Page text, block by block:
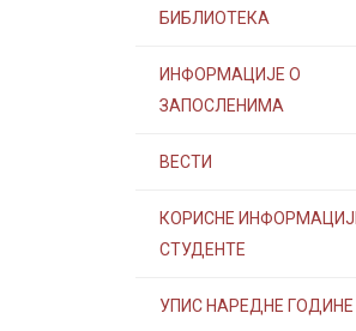
БИБЛИОТЕКА
ИНФОРМАЦИЈЕ О
ЗАПОСЛЕНИМА
ВЕСТИ
КОРИСНЕ
СТУДЕНТЕ
УПИС НАРЕДНЕ ГОДИНЕ